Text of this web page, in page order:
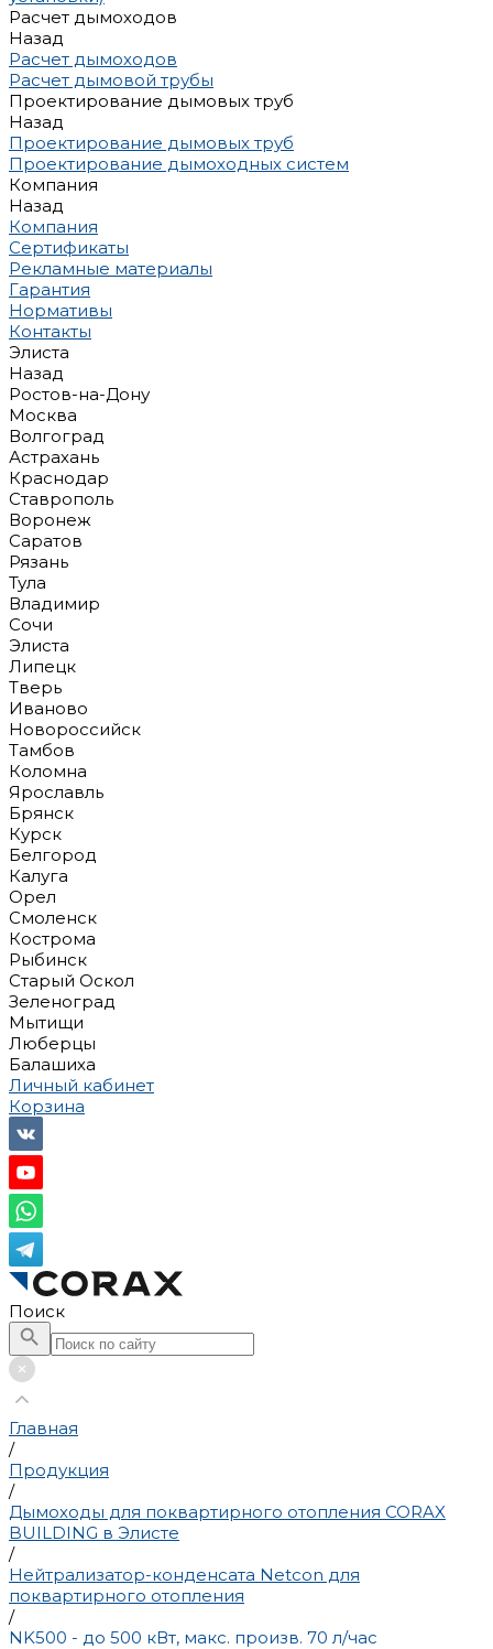
Расчет дымоходов
Назад
Расчет дымоходов
Расчет дымовой трубы
Проектирование дымовых труб
Назад
Проектирование дымовых труб
Проектирование дымоходных систем
Компания
Назад
Компания
Сертификаты
Рекламные материалы
Гарантия
Нормативы
Контакты
Элиста
Назад
Ростов-на-Дону
Москва
Волгоград
Астрахань
Краснодар
Ставрополь
Воронеж
Саратов
Рязань
Тула
Владимир
Сочи
Элиста
Липецк
Тверь
Иваново
Новороссийск
Тамбов
Коломна
Ярославль
Брянск
Курск
Белгород
Калуга
Орел
Смоленск
Кострома
Рыбинск
Старый Оскол
Зеленоград
Мытищи
Люберцы
Балашиха
Личный кабинет
Корзина
Поиск
Главная
/
Продукция
/
Дымоходы для поквартирного отопления CORAX
BUILDING в Элисте
/
Нейтрализатор-конденсата Netcon для
поквартирного отопления
/
NK500 - до 500 кВт, макс. произв. 70 л/час